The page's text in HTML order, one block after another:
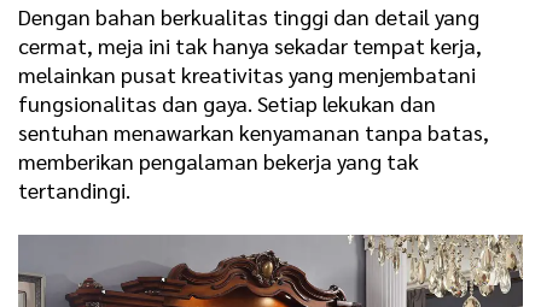
Dengan bahan berkualitas tinggi dan detail yang
cermat, meja ini tak hanya sekadar tempat kerja,
melainkan pusat kreativitas yang menjembatani
fungsionalitas dan gaya. Setiap lekukan dan
sentuhan menawarkan kenyamanan tanpa batas,
memberikan pengalaman bekerja yang tak
tertandingi.